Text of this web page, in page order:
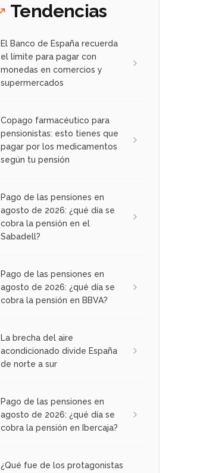
Tendencias
El Banco de España recuerda
el límite para pagar con
monedas en comercios y
supermercados
Copago farmacéutico para
pensionistas: esto tienes que
pagar por los medicamentos
según tu pensión
Pago de las pensiones en
agosto de 2026: ¿qué día se
cobra la pensión en el
Sabadell?
Pago de las pensiones en
agosto de 2026: ¿qué día se
cobra la pensión en BBVA?
La brecha del aire
acondicionado divide España
de norte a sur
Pago de las pensiones en
agosto de 2026: ¿qué día se
cobra la pensión en Ibercaja?
¿Qué fue de los protagonistas